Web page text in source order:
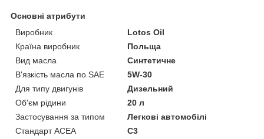
Основні атрибути
Виробник
Lotos Oil
Країна виробник
Польща
Вид масла
Синтетичне
В'язкість масла по SAE
5W-30
Для типу двигунів
Дизельний
Об'єм рідини
20 л
Застосування за типом
Легкові автомобілі
Стандарт ACEA
C3